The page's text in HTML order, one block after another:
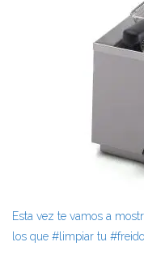
Esta vez te vamos a
los que #limpiar tu